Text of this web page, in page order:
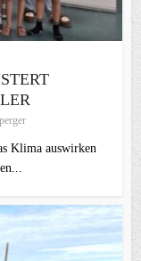
Klima auswirken